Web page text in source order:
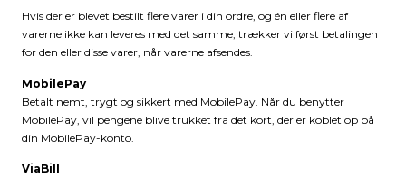
Hvis der er blevet bestilt flere varer i din ordre, og én eller flere af
varerne ikke kan leveres med det samme, trækker vi først betalingen
for den eller disse varer, når varerne afsendes.
MobilePay
Betalt nemt, trygt og sikkert med MobilePay. Når du benytter
MobilePay, vil pengene blive trukket fra det kort, der er koblet op på
din MobilePay-konto.
ViaBill